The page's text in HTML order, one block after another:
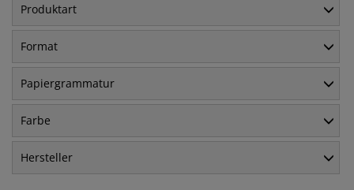
Produktart
Format
Papiergrammatur
Farbe
Hersteller